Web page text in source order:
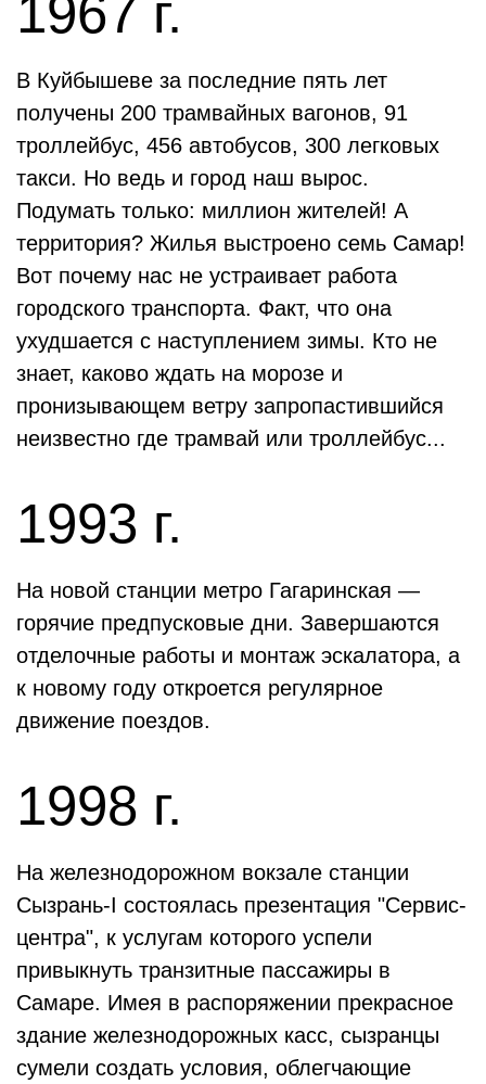
1967 г.
В Куйбышеве за последние пять лет
получены 200 трамвайных вагонов, 91
троллейбус, 456 автобусов, 300 легковых
такси. Но ведь и город наш вырос.
Подумать только: миллион жителей! А
территория? Жилья выстроено семь Самар!
Вот почему нас не устраивает работа
городского транспорта. Факт, что она
ухудшается с наступлением зимы. Кто не
знает, каково ждать на морозе и
пронизывающем ветру запропастившийся
неизвестно где трамвай или троллейбус...
1993 г.
На новой станции метро Гагаринская —
горячие предпусковые дни. Завершаются
отделочные работы и монтаж эскалатора, а
к новому году откроется регулярное
движение поездов.
1998 г.
На железнодорожном вокзале станции
Сызрань-I состоялась презентация "Сервис-
центра", к услугам которого успели
привыкнуть транзитные пассажиры в
Самаре. Имея в распоряжении прекрасное
здание железнодорожных касс, сызранцы
сумели создать условия, облегчающие